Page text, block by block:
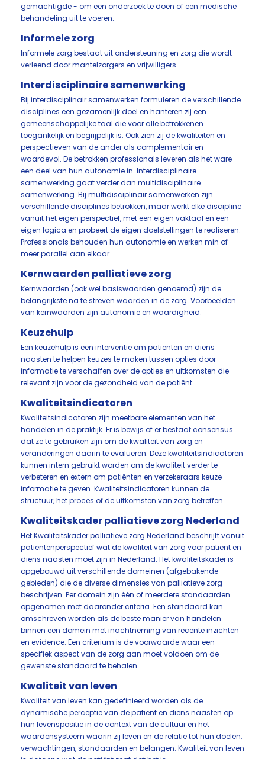
gemachtigde - om een onderzoek te doen of een medische
behandeling uit te voeren.
Informele zorg
Informele zorg bestaat uit ondersteuning en zorg die wordt
verleend door mantelzorgers en vrijwilligers.
Interdisciplinaire samenwerking
Bij interdisciplinair samenwerken formuleren de verschillende
disciplines een gezamenlijk doel en hanteren zij een
gemeenschappelijke taal die voor alle betrokkenen
toegankelijk en begrijpelijk is. Ook zien zij de kwaliteiten en
perspectieven van de ander als complementair en
waardevol. De betrokken professionals leveren als het ware
een deel van hun autonomie in. Interdisciplinaire
samenwerking gaat verder dan multidisciplinaire
samenwerking. Bij multidisciplinair samenwerken zijn
verschillende disciplines betrokken, maar werkt elke discipline
vanuit het eigen perspectief, met een eigen vaktaal en een
eigen logica en probeert de eigen doelstellingen te realiseren.
Professionals behouden hun autonomie en werken min of
meer parallel aan elkaar.
Kernwaarden palliatieve zorg
Kernwaarden (ook wel basiswaarden genoemd) zijn de
belangrijkste na te streven waarden in de zorg. Voorbeelden
van kernwaarden zijn autonomie en waardigheid.
Keuzehulp
Een keuzehulp is een interventie om patiënten en diens
naasten te helpen keuzes te maken tussen opties door
informatie te verschaffen over de opties en uitkomsten die
relevant zijn voor de gezondheid van de patiënt.
Kwaliteitsindicatoren
Kwaliteitsindicatoren zijn meetbare elementen van het
handelen in de praktijk. Er is bewijs of er bestaat consensus
dat ze te gebruiken zijn om de kwaliteit van zorg en
veranderingen daarin te evalueren. Deze kwaliteitsindicatoren
kunnen intern gebruikt worden om de kwaliteit verder te
verbeteren en extern om patiënten en verzekeraars keuze-
informatie te geven. Kwaliteitsindicatoren kunnen de
structuur, het proces of de uitkomsten van zorg betreffen.
Kwaliteitskader palliatieve zorg Nederland
Het Kwaliteitskader palliatieve zorg Nederland beschrijft vanuit
patiëntenperspectief wat de kwaliteit van zorg voor patiënt en
diens naasten moet zijn in Nederland. Het kwaliteitskader is
opgebouwd uit verschillende domeinen (afgebakende
gebieden) die de diverse dimensies van palliatieve zorg
beschrijven. Per domein zijn één of meerdere standaarden
opgenomen met daaronder criteria. Een standaard kan
omschreven worden als de beste manier van handelen
binnen een domein met inachtneming van recente inzichten
en evidence. Een criterium is de voorwaarde waar een
specifiek aspect van de zorg aan moet voldoen om de
gewenste standaard te behalen.
Kwaliteit van leven
Kwaliteit van leven kan gedefinieerd worden als de
dynamische perceptie van de patiënt en diens naasten op
hun levenspositie in de context van de cultuur en het
waardensysteem waarin zij leven en de relatie tot hun doelen,
verwachtingen, standaarden en belangen. Kwaliteit van leven